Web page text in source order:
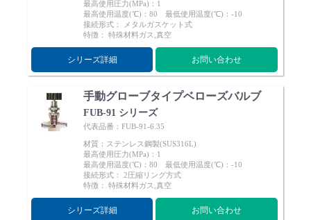
最高使用圧力(MPa)：1
最高使用温度(℃)：80 最低使用温度(℃)：-10
接続形式： メタルガスケット式
特徴： 特殊材料ガス,真空
シリーズ詳細 お問い合わせ
手動グローブタイプベローズバルブ
FUB-91 シリーズ
代表品番：FUB-91-6.35
材質：ステンレス鋼製(SUS316L)
最高使用圧力(MPa)：1
最高使用温度(℃)：80 最低使用温度(℃)：-10
接続形式： 2圧縮リング方式
特徴： 特殊材料ガス,真空
シリーズ詳細 お問い合わせ